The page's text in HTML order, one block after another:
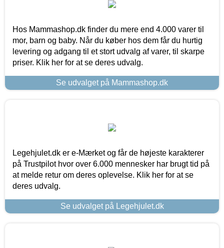
Hos Mammashop.dk finder du mere end 4.000 varer til
mor, barn og baby. Når du køber hos dem får du hurtig
levering og adgang til et stort udvalg af varer, til skarpe
priser. Klik her for at se deres udvalg.
Se udvalget på Mammashop.dk
Legehjulet.dk er e-Mærket og får de højeste karakterer
på Trustpilot hvor over 6.000 mennesker har brugt tid på
at melde retur om deres oplevelse. Klik her for at se
deres udvalg.
Se udvalget på Legehjulet.dk